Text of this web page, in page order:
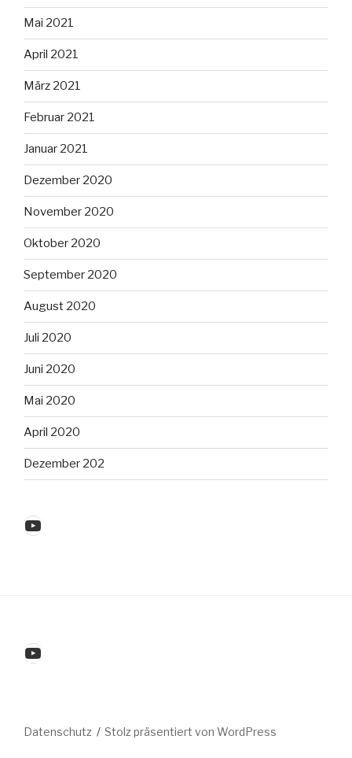
Mai 2021
April 2021
März 2021
Februar 2021
Januar 2021
Dezember 2020
November 2020
Oktober 2020
September 2020
August 2020
Juli 2020
Juni 2020
Mai 2020
April 2020
Dezember 202
YouTube
YouTube
Datenschutz Stolz präsentiert von WordPress